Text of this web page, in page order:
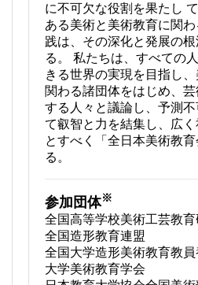
に不可欠な役割を果たし
ある美術と美術教育に関
践は、その深化と発展の
る。 私たちは、すべての
きる世界の実現を目指し
関わる諸団体をはじめ、
する人々と議論し、予測
て叡智と力を結集し、広
とすべく「全日本美術教
る。
参加団体※
全国高等学校美術工芸教育
全国造形教育連盟
全国大学造形美術教育教
大学美術教育学会